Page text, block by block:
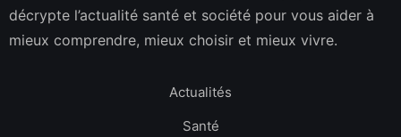
décrypte l’actualité santé et société pour vous aider à
mieux comprendre, mieux choisir et mieux vivre.
Actualités
Santé